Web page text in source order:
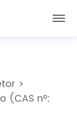
>
(CAS nº: